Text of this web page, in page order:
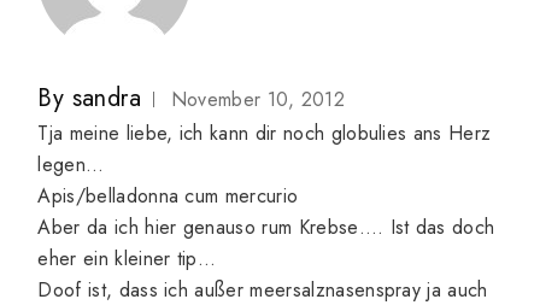
By sandra
November 10, 2012
Tja meine liebe, ich kann dir noch globulies ans Herz
legen…
Apis/belladonna cum mercurio
Aber da ich hier genauso rum Krebse…. Ist das doch
eher ein kleiner tip…
Doof ist, dass ich außer meersalznasenspray ja auch